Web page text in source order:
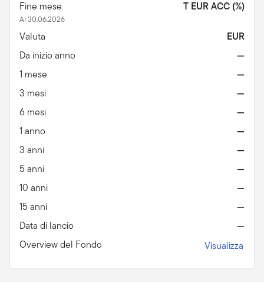
Fine mese
Al 30.06.2026
T EUR ACC (%)
Valuta
EUR
Da inizio anno
—
1 mese
—
3 mesi
—
6 mesi
—
1 anno
—
3 anni
—
5 anni
—
10 anni
—
15 anni
—
Data di lancio
—
Overview del Fondo
Visualizza